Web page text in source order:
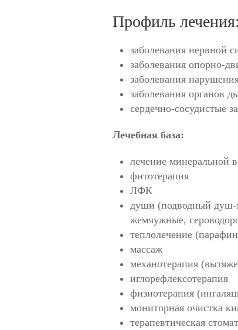
Профиль лечения:
заболевания нервной
заболевания опорно-
заболевания
заболевания органов
сердечно-сосудистые
Лечебная база:
лечение минеральной
фитотерапия
ЛФК
души (подводный душ-
жемчужные,
теплолечение
массаж
механотерапия
иглорефлексотерапия
физиотерапия
мониторная очистка
терапевтическая